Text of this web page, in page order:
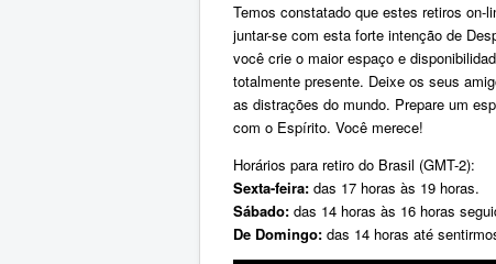
Temos constatado que estes retiros on-
juntar-se com esta forte intenção de
você crie o maior espaço e
totalmente presente. Deixe os seus
as distrações do mundo. Prepare um
com o Espírito. Você merece!
Horários para retiro do Brasil (GMT-2):
Sexta-feira: das 17 horas às 19 horas.
Sábado: das 14 horas às 16 horas
De Domingo: das 14 horas até